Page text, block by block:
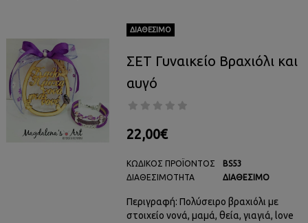
ΔΙΑΘΈΣΙΜΟ
ΣΕΤ Γυναικείο Βραχιόλι και
αυγό
22,00€
ΚΩΔΙΚΌΣ ΠΡΟΪΌΝΤΟΣ
ΔΙΑΘΕΣΙΜΌΤΗΤΑ
BS53
ΔΙΑΘΈΣΙΜΟ
Περιγραφή: Πολύσειρο βραχιόλι με
στοιχείο νονά, μαμά, θεία, γιαγιά, love